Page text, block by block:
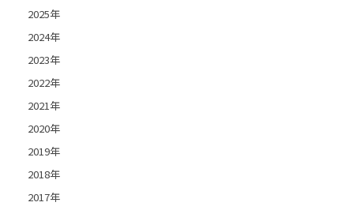
2025年
2024年
2023年
2022年
2021年
2020年
2019年
2018年
2017年